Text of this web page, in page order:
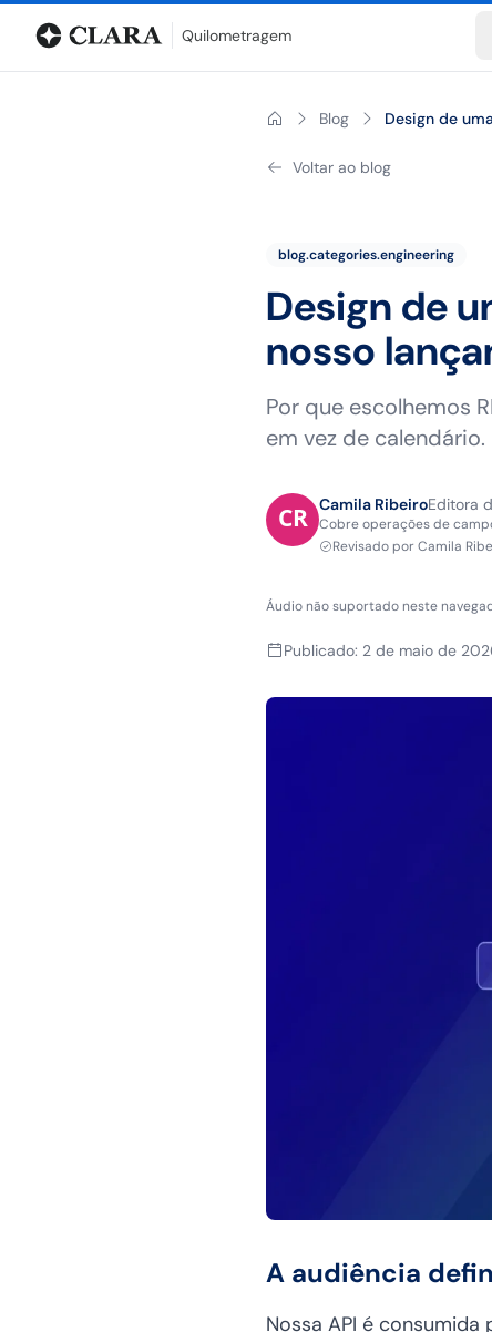
BlogCalculadora de quilometragemGlossárioDistâncias
Quilometragem
Blog Design de
Voltar ao blog
blog.categories.engineering
Design de
nosso
Por que escolhemos
em vez de calendário.
Camila RibeiroEditora
Cobre operações de
Revisado porCamila
Áudio não suportado neste
Publicado: 2 de maio de
A audiência
Nossa API é